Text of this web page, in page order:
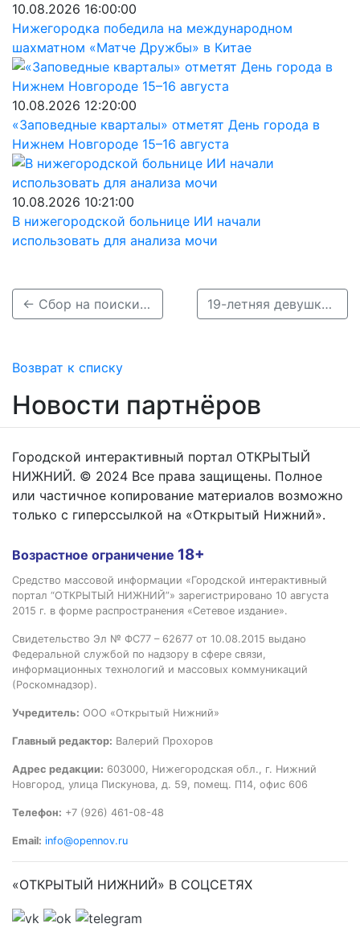
10.08.2026 16:00:00
Нижегородка победила на международном
шахматном «Матче Дружбы» в Китае
10.08.2026 12:20:00
«Заповедные кварталы» отметят День города в
Нижнем Новгороде 15–16 августа
10.08.2026 10:21:00
В нижегородской больнице ИИ начали
использовать для анализа мочи
← Сбор на поиски 12-летнего мальчика объявлен в Нижегородской области 19-летняя девушка пропала по дороге из колледжа в Нижегородской области →
Возврат к списку
Новости партнёров
Городской интерактивный портал ОТКРЫТЫЙ
НИЖНИЙ. © 2024 Все права защищены. Полное
или частичное копирование материалов возможно
только с гиперссылкой на «Открытый Нижний».
Возрастное ограничение 18+
Средство массовой информации «Городской интерактивный
портал “ОТКРЫТЫЙ НИЖНИЙ”» зарегистрировано 10 августа
2015 г. в форме распространения «Сетевое издание».
Свидетельство Эл № ФС77 – 62677 от 10.08.2015 выдано
Федеральной службой по надзору в сфере связи,
информационных технологий и массовых коммуникаций
(Роскомнадзор).
Учредитель: ООО «Открытый Нижний»
Главный редактор: Валерий Прохоров
Адрес редакции: 603000, Нижегородская обл., г. Нижний
Новгород, улица Пискунова, д. 59, помещ. П14, офис 606
Телефон: +7 (926) 461-08-48
Email: info@opennov.ru
«ОТКРЫТЫЙ НИЖНИЙ» В СОЦСЕТЯХ